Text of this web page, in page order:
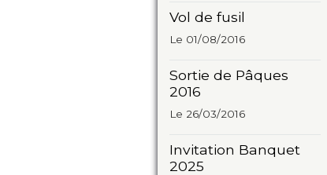
Vol de fusil
Le 01/08/2016
Sortie de Pâques
2016
Le 26/03/2016
Invitation Banquet
2025